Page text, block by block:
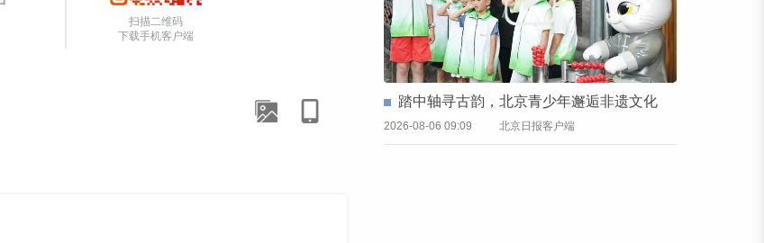
扫描二维码
下载手机客户端
踏中轴寻古韵，北京青少年邂逅非遗文化
2026-08-06 09:09 北京日报客户端